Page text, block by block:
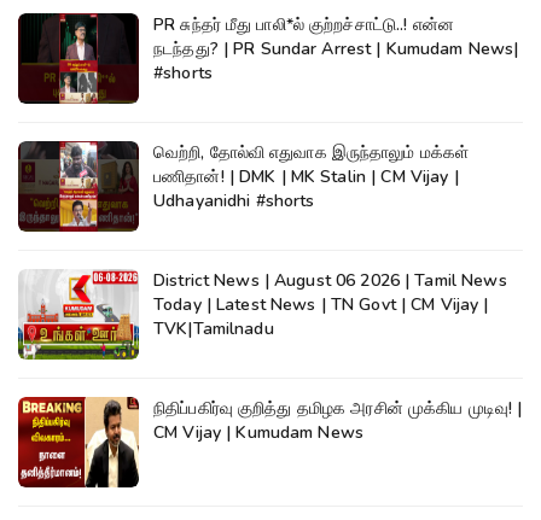
PR சுந்தர் மீது பாலி*ல் குற்றச்சாட்டு..! என்ன
நடந்தது? | PR Sundar Arrest | Kumudam News|
#shorts
வெற்றி, தோல்வி எதுவாக இருந்தாலும் மக்கள்
பணிதான்! | DMK | MK Stalin | CM Vijay |
Udhayanidhi #shorts
District News | August 06 2026 | Tamil News
Today | Latest News | TN Govt | CM Vijay |
TVK|Tamilnadu
நிதிப்பகிர்வு குறித்து தமிழக அரசின் முக்கிய முடிவு! |
CM Vijay | Kumudam News